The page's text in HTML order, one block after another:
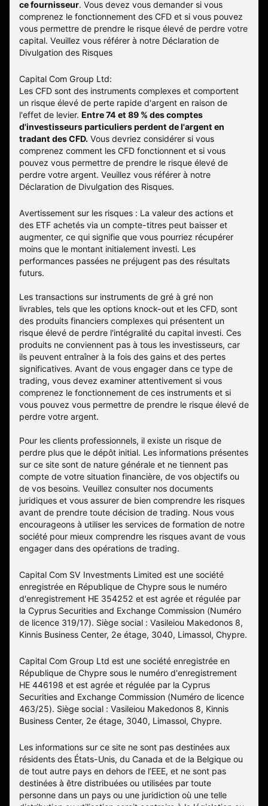
ce fournisseur. Vous devez vous demander si vous
comprenez le fonctionnement des CFD et si vous pouvez
vous permettre de prendre le risque élevé de perdre votre
capital. Veuillez vous référer à notre Déclaration de
Divulgation des Risques
Capital Com Group Ltd:
Les CFD sont des instruments complexes et comportent
un risque élevé de perte rapide d'argent en raison de
l'effet de levier. Entre 74 et 89 % des comptes
d'investisseurs particuliers perdent de l'argent en
tradant des CFD. Vous devriez considérer si vous
comprenez comment les CFD fonctionnent et si vous
pouvez vous permettre de prendre le risque élevé de
perdre votre argent. Veuillez vous référer à notre
Déclaration de Divulgation des Risques.
Avertissement sur les risques : La valeur des actions et
des ETF achetés via un compte-titres peut baisser et
augmenter, ce qui signifie que vous pourriez récupérer
moins que le montant initialement investi. Les
performances passées ne préjugent pas des résultats
futurs.
Les transactions sur instruments de gré à gré non
livrables, tels que les options knock-out et les CFD, sont
des produits financiers complexes qui présentent un
risque élevé de perdre l'intégralité du capital investi. Ces
produits ne conviennent pas à tous les investisseurs, car
ils peuvent entraîner à la fois des gains et des pertes
significatives. Avant de vous engager dans ce type de
trading, vous devez examiner attentivement si vous
comprenez le fonctionnement de ces instruments et si
vous pouvez vous permettre de prendre le risque élevé de
perdre votre argent.
Pour les clients professionnels, il existe un risque de
perdre plus que le dépôt initial. Les informations présentes
sur ce site sont de nature générale et ne tiennent pas
compte de votre situation financière, de vos objectifs ou
de vos besoins. Veuillez consulter nos documents
juridiques et vous assurer de bien comprendre les risques
avant de prendre toute décision de trading. Nous vous
encourageons à utiliser les services de formation de notre
société pour mieux comprendre les risques avant de vous
engager dans des opérations de trading.
Capital Com SV Investments Limited est une société
enregistrée en République de Chypre sous le numéro
d'enregistrement HE 354252 et est agrée et régulée par
la Cyprus Securities and Exchange Commission (Numéro
de licence 319/17). Siège social : Vasileiou Makedonos 8,
Kinnis Business Center, 2e étage, 3040, Limassol, Chypre.
Capital Com Group Ltd est une société enregistrée en
République de Chypre sous le numéro d'enregistrement
ΗΕ 446198 et est agrée et régulée par la Cyprus
Securities and Exchange Commission (Numéro de licence
463/25). Siège social : Vasileiou Makedonos 8, Kinnis
Business Center, 2e étage, 3040, Limassol, Chypre.
Les informations sur ce site ne sont pas destinées aux
résidents des États-Unis, du Canada et de la Belgique ou
de tout autre pays en dehors de l’EEE, et ne sont pas
destinées à être distribuées ou utilisées par toute
personne dans un pays ou une juridiction où une telle